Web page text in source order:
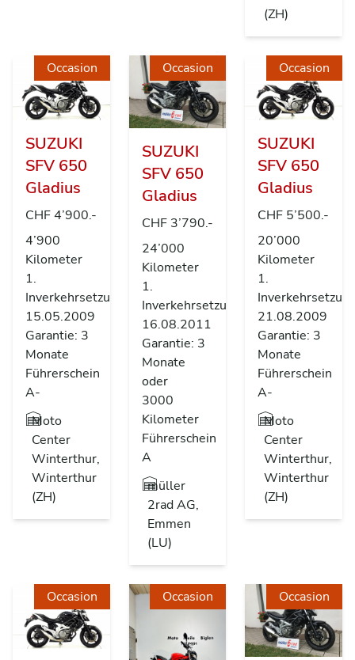
(ZH)
Occasion
SUZUKI
SFV 650
Gladius
CHF 4’900.-
4’900
Kilometer
1.
Inverkehrsetzung
15.05.2009
Garantie: 3
Monate
Führerschein
A-
Moto
Center
Winterthur,
Winterthur
(ZH)
Occasion
SUZUKI
SFV 650
Gladius
CHF 3’790.-
24’000
Kilometer
1.
Inverkehrsetzung
16.08.2011
Garantie: 3
Monate
oder
3000
Kilometer
Führerschein
A
müller
2rad AG,
Emmen
(LU)
Occasion
SUZUKI
SFV 650
Gladius
CHF 5’500.-
20’000
Kilometer
1.
21.08.2009
Garantie: 3
Monate
Führerschein
A-
Moto
Center
Winterthur,
Winterthur
(ZH)
Occasion Occasion Occasion